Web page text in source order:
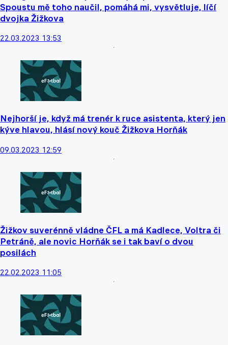
Spoustu mě toho naučil, pomáhá mi, vysvětluje, líčí
dvojka Žižkova
22.03.2023 13:53
Nejhorší je, když má trenér k ruce asistenta, který jen
kýve hlavou, hlásí nový kouč Žižkova Horňák
09.03.2023 12:59
Žižkov suverénně vládne ČFL a má Kadlece, Voltra či
Petráně, ale novic Horňák se i tak baví o dvou
posilách
22.02.2023 11:05